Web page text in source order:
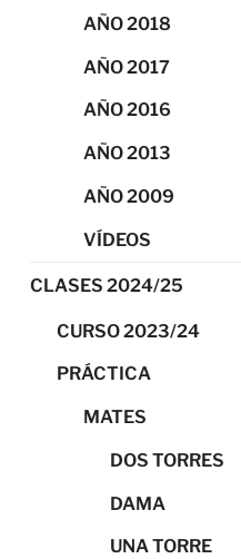
AÑO 2018
AÑO 2017
AÑO 2016
AÑO 2013
AÑO 2009
VÍDEOS
CLASES 2024/25
CURSO 2023/24
PRÁCTICA
MATES
DOS TORRES
DAMA
UNA TORRE